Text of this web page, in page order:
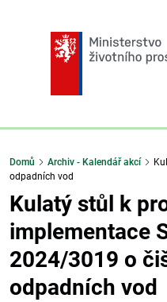
Domů Archiv - Kalendář akcí
odpadních vod
Kulatý stůl k
implementace
2024/3019 o
odpadních vod